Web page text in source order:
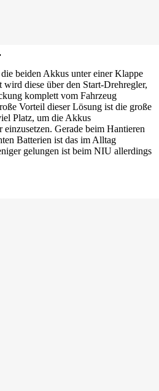
beiden Akkus unter einer Klappe
diese über den Start-Drehregler,
komplett vom Fahrzeug
Vorteil dieser Lösung ist die große
Platz, um die Akkus
einzusetzen. Gerade beim Hantieren
Batterien ist das im Alltag
gelungen ist beim NIU allerdings